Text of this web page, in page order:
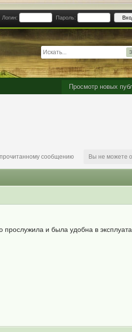
Логин: Пароль:
Просмотр новых
Вы не можете
сообщению
и была удобна в